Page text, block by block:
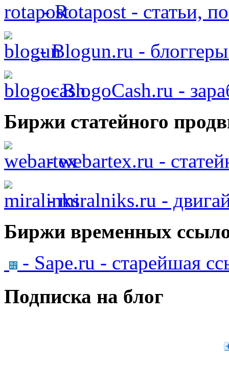
- Rotapost - статьи,
- Blogun.ru - блоггеры
- BlogoCash.ru -
Биржи статейного
- webartex.ru -
- miralniks.ru - двигай
Биржи временных
- Sape.ru - старейшая
Подписка на блог